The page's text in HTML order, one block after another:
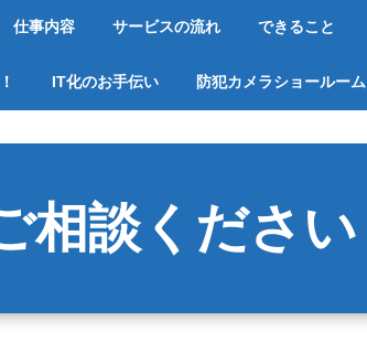
仕事内容 サービスの流れ できること
IT化のお手伝い 防犯カメラショールーム
相談ください